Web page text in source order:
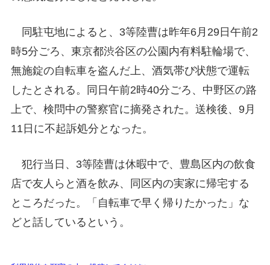
同駐屯地によると、3等陸曹は昨年6月29日午前2
時5分ごろ、東京都渋谷区の公園内有料駐輪場で、
無施錠の自転車を盗んだ上、酒気帯び状態で運転
したとされる。同日午前2時40分ごろ、中野区の路
上で、検問中の警察官に摘発された。送検後、9月
11日に不起訴処分となった。
犯行当日、3等陸曹は休暇中で、豊島区内の飲食
店で友人らと酒を飲み、同区内の実家に帰宅する
ところだった。「自転車で早く帰りたかった」な
どと話しているという。